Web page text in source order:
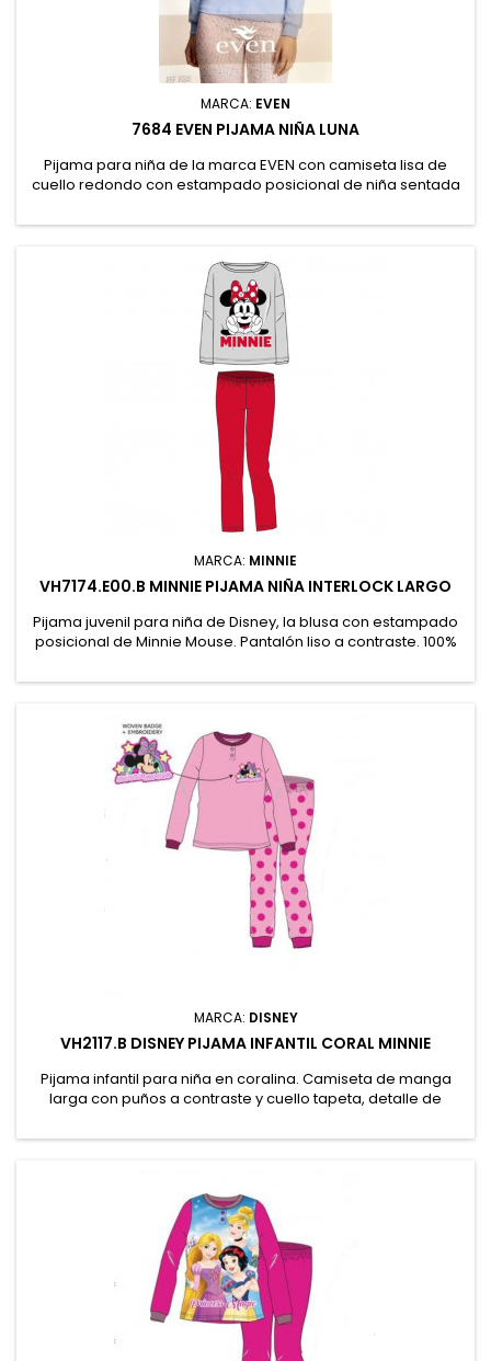
MARCA: EVEN
7684 EVEN PIJAMA NIÑA LUNA
Pijama para niña de la marca EVEN con camiseta lisa de
cuello redondo con estampado posicional de niña sentada
Algodón, 50% Poliéster
MARCA: MINNIE
VH7174.E00.B MINNIE PIJAMA NIÑA INTERLOCK LARGO
Pijama juvenil para niña de Disney, la blusa con estampado
posicional de Minnie Mouse. Pantalón liso a contraste. 100%
MARCA: DISNEY
VH2117.B DISNEY PIJAMA INFANTIL CORAL MINNIE
Pijama infantil para niña en coralina. Camiseta de manga
larga con puños a contraste y cuello tapeta, detalle de
puños a contraste. Presentación en caja Personalizada. 100%